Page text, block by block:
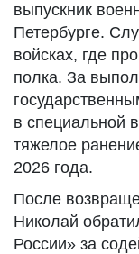
выпускник
Петербурге.
войсках, где
полка. За
в специальной
тяжелое
2026 года.
После
Николай
России» за